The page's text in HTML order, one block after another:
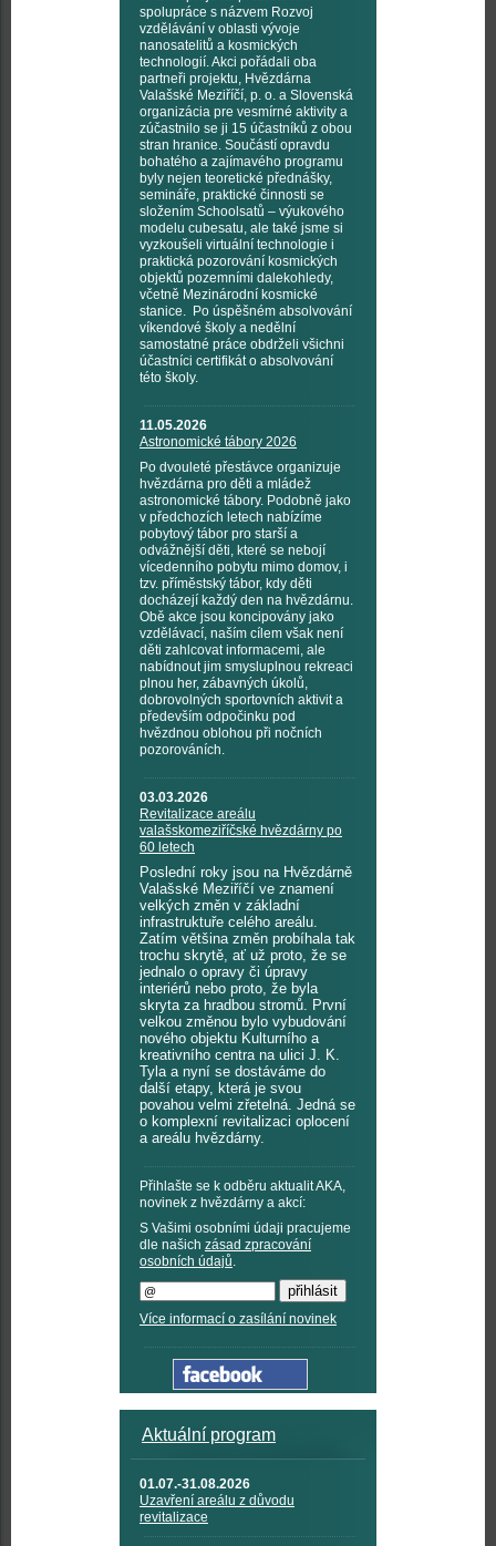
spolupráce s názvem Rozvoj
vzdělávání v oblasti vývoje
nanosatelitů a kosmických
technologií. Akci pořádali oba
partneři projektu, Hvězdárna
Valašské Meziříčí, p. o. a Slovenská
organizácia pre vesmírné aktivity a
zúčastnilo se ji 15 účastníků z obou
stran hranice. Součástí opravdu
bohatého a zajímavého programu
byly nejen teoretické přednášky,
semináře, praktické činnosti se
složením Schoolsatů – výukového
modelu cubesatu, ale také jsme si
vyzkoušeli virtuální technologie i
praktická pozorování kosmických
objektů pozemními dalekohledy,
včetně Mezinárodní kosmické
stanice. Po úspěšném absolvování
víkendové školy a nedělní
samostatné práce obdrželi všichni
účastníci certifikát o absolvování
této školy.
11.05.2026
Astronomické tábory 2026
Po dvouleté přestávce organizuje
hvězdárna pro děti a mládež
astronomické tábory. Podobně jako
v předchozích letech nabízíme
pobytový tábor pro starší a
odvážnější děti, které se nebojí
vícedenního pobytu mimo domov, i
tzv. příměstský tábor, kdy děti
docházejí každý den na hvězdárnu.
Obě akce jsou koncipovány jako
vzdělávací, naším cílem však není
děti zahlcovat informacemi, ale
nabídnout jim smysluplnou rekreaci
plnou her, zábavných úkolů,
dobrovolných sportovních aktivit a
především odpočinku pod
hvězdnou oblohou při nočních
pozorováních.
03.03.2026
Revitalizace areálu
valašskomeziříčské hvězdárny po
60 letech
Poslední roky jsou na Hvězdárně
Valašské Meziříčí ve znamení
velkých změn v základní
infrastruktuře celého areálu.
Zatím většina změn probíhala tak
trochu skrytě, ať už proto, že se
jednalo o opravy či úpravy
interiérů nebo proto, že byla
skryta za hradbou stromů. První
velkou změnou bylo vybudování
nového objektu Kulturního a
kreativního centra na ulici J. K.
Tyla a nyní se dostáváme do
další etapy, která je svou
povahou velmi zřetelná. Jedná se
o komplexní revitalizaci oplocení
a areálu hvězdárny.
Přihlašte se k odběru aktualit AKA,
novinek z hvězdárny a akcí:
S Vašimi osobními údaji pracujeme
dle našich zásad zpracování
osobních údajů.
Více informací o zasílání novinek
Aktuální program
01.07.-31.08.2026
Uzavření areálu z důvodu
revitalizace